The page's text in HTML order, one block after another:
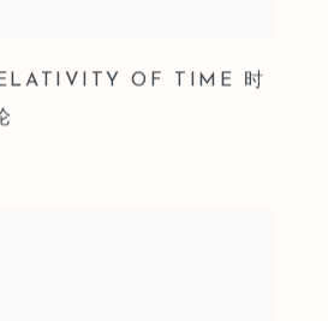
OF TIME 时